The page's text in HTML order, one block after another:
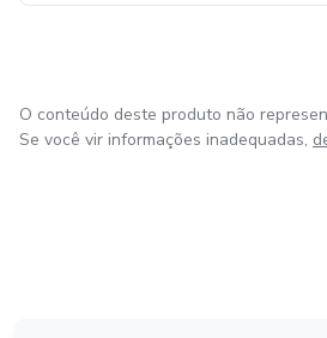
O conteúdo deste produto não
Se você vir informações inadequadas,